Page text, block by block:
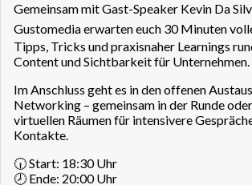
Gemeinsam mit Gast-Speaker Kevin Da
Gustomediaerwarten euch 30 Minuten
Tipps, Tricks und praxisnaher Learnings
Content und Sichtbarkeit für Unternehmen.
Im Anschluss geht es in den offenen
Networking – gemeinsam in der Runde
virtuellen Räumen für intensivere
Kontakte.
🕡 Start: 18:30 Uhr
🕗 Ende: 20:00 Uhr